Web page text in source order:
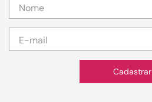
Cadastrar